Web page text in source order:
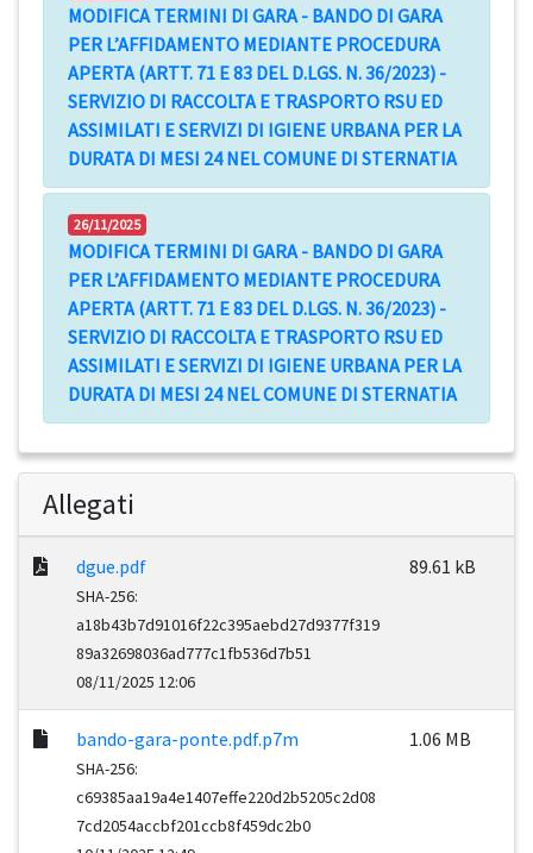
MODIFICA TERMINI DI GARA - BANDO DI GARA
PER L’AFFIDAMENTO MEDIANTE PROCEDURA
APERTA (ARTT. 71 E 83 DEL D.LGS. N. 36/2023) -
SERVIZIO DI RACCOLTA E TRASPORTO RSU ED
ASSIMILATI E SERVIZI DI IGIENE URBANA PER LA
DURATA DI MESI 24 NEL COMUNE DI STERNATIA
26/11/2025
MODIFICA TERMINI DI GARA - BANDO DI GARA
PER L’AFFIDAMENTO MEDIANTE PROCEDURA
APERTA (ARTT. 71 E 83 DEL D.LGS. N. 36/2023) -
SERVIZIO DI RACCOLTA E TRASPORTO RSU ED
ASSIMILATI E SERVIZI DI IGIENE URBANA PER LA
DURATA DI MESI 24 NEL COMUNE DI STERNATIA
Allegati
dgue.pdf
SHA-256:
a18b43b7d91016f22c395aebd27d9377f319
89a32698036ad777c1fb536d7b51
08/11/2025 12:06
89.61 kB
bando-gara-ponte.pdf.p7m
SHA-256:
c69385aa19a4e1407effe220d2b5205c2d08
7cd2054accbf201ccb8f459dc2b0
1.06 MB